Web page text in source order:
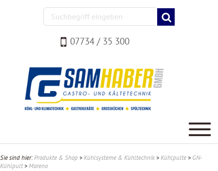
07734 / 35 300
Sie sind hier:Produkte & Shop >Kühlsysteme & Kühltechnik >Kühlpulte > GN-
Kühlpult>Mareno